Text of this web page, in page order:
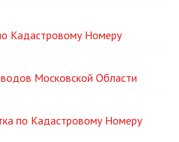
Кадастровому Номеру
Московской Области
по Кадастровому Номеру